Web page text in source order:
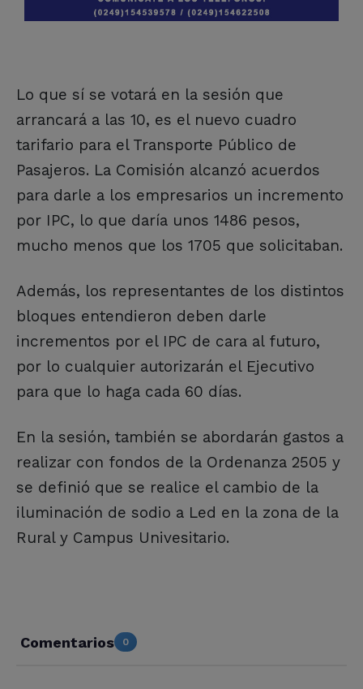
Lo que sí se votará en la sesión que
arrancará a las 10, es el nuevo cuadro
tarifario para el Transporte Público de
Pasajeros. La Comisión alcanzó acuerdos
para darle a los empresarios un incremento
por IPC, lo que daría unos 1486 pesos,
mucho menos que los 1705 que solicitaban.
Además, los representantes de los distintos
bloques entendieron deben darle
incrementos por el IPC de cara al futuro,
por lo cualquier autorizarán el Ejecutivo
para que lo haga cada 60 días.
En la sesión, también se abordarán gastos a
realizar con fondos de la Ordenanza 2505 y
se definió que se realice el cambio de la
iluminación de sodio a Led en la zona de la
Rural y Campus Univesitario.
Comentarios 0